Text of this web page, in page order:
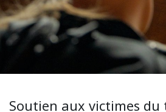
Soutien aux victimes du